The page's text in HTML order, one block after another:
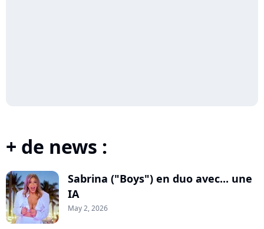
+ de news :
Sabrina ("Boys") en duo avec... une
IA
May 2, 2026